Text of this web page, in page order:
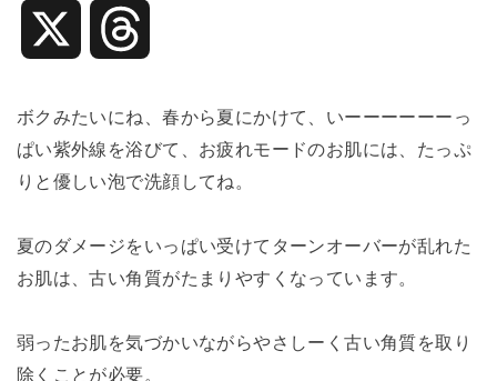
r
a
ボクみたいにね、春から夏にかけて、いーーーーーーっ
ぱい紫外線を浴びて、お疲れモードのお肌には、たっぷ
りと優しい泡で洗顔してね。
夏のダメージをいっぱい受けてターンオーバーが乱れた
お肌は、古い角質がたまりやすくなっています。
弱ったお肌を気づかいながらやさしーく古い角質を取り
除くことが必要。